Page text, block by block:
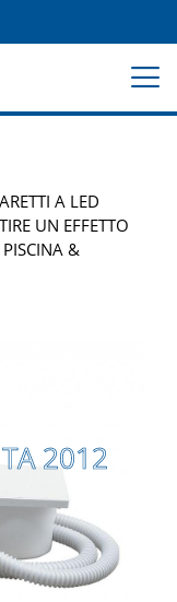
A LED
UN EFFETTO
&
2012
2012